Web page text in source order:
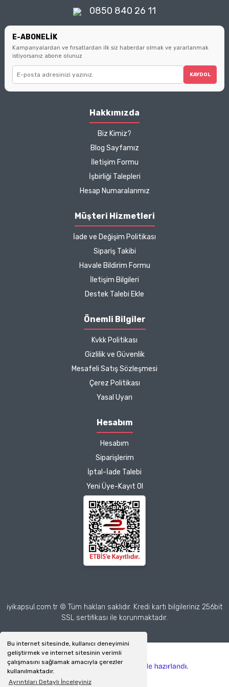
Bu internet sitesinde, kullanıcı deneyimini
geliştirmek ve internet sitesinin verimli
çalışmasını sağlamak amacıyla çerezler
kullanılmaktadır.
Ayrıntıları Detaylı İnceleyiniz
hatırlatarak, sizi bilinçli
tüketici olmanın
ipuçlarıyla
0850 840 26 11
E-ABONELİK
Kampanyalardan ve fırsatlardan ilk siz haberdar olmak ve yararlanmak
istiyorsanız abone olunuz
KAYDOL
Hakkımızda
Biz Kimiz?
Blog Sayfamız
İletişim Formu
İşbirliği Talepleri
Hesap Numaralarımız
Müşteri Hizmetleri
İade ve Değişim Politikası
Sipariş Takibi
Havale Bildirim Formu
İletişim Bilgileri
Destek Talebi Ekle
Önemli Bilgiler
Kvkk Politikası
Gizlilik ve Güvenlik
Mesafeli Satış Sözleşmesi
Çerez Politikası
Yasal Uyarı
Hesabım
Hesabım
Siparişlerim
İptal-İade Talebi
Yeni Üye-Kayıt Ol
iyikapsul.com.tr © Tüm hakları saklıdır. Kredi kartı bilgileriniz 256bit
SSL sertifikası ile korunmaktadır.
ideasoft
e-